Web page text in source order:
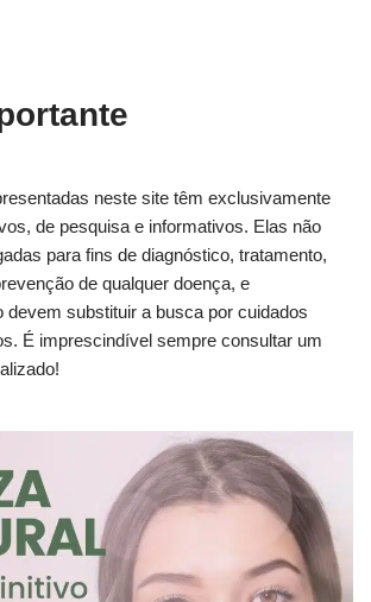
neste site têm exclusivamente
de pesquisa e informativos. Elas não
para fins de diagnóstico, tratamento,
de qualquer doença, e
devem substituir a busca por cuidados
É imprescindível sempre consultar um